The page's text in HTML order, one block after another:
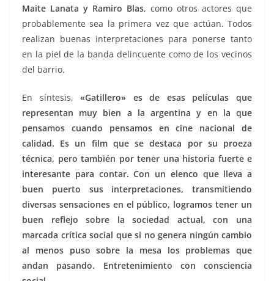
Maite Lanata y Ramiro Blas, como otros actores que
probablemente sea la primera vez que actúan. Todos
realizan buenas interpretaciones para ponerse tanto
en la piel de la banda delincuente como de los vecinos
del barrio.
En síntesis,«Gatillero» es de esas películas que
representan muy bien a la argentina y en la que
pensamos cuando pensamos en cine nacional de
calidad. Es un film que se destaca por su proeza
técnica, pero también por tener una historia fuerte e
interesante para contar. Con un elenco que lleva a
buen puerto sus interpretaciones, transmitiendo
diversas sensaciones en el público, logramos tener un
buen reflejo sobre la sociedad actual, con una
marcada crítica social que si no genera ningún cambio
al menos puso sobre la mesa los problemas que
andan pasando. Entretenimiento con consciencia